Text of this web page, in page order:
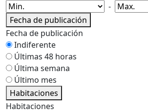
-
Fecha de publicación
Fecha de publicación
Indiferente
Últimas 48 horas
Última semana
Último mes
Habitaciones
Habitaciones